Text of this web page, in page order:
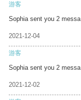
游客
Sophia sent you 2 messa
2021-12-04
游客
Sophia sent you 2 messa
2021-12-02